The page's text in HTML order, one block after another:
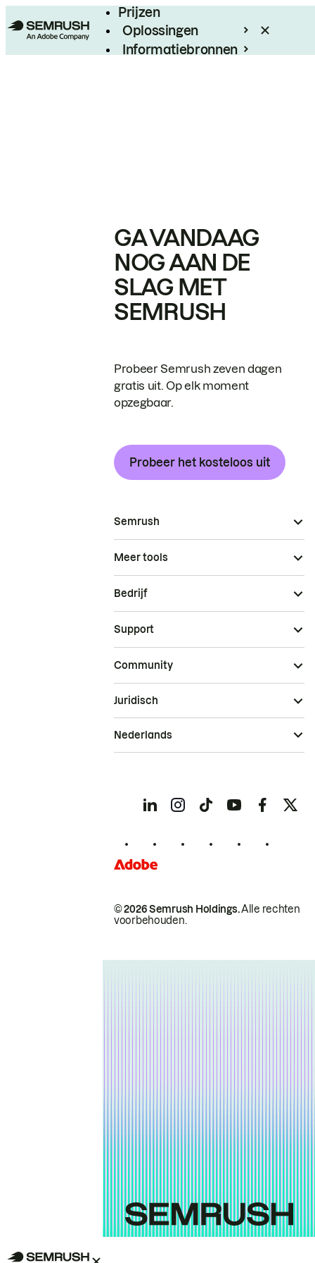
Prijzen
Oplossingen
Informatiebronnen
GA VANDAAG
NOG AAN DE
SLAG MET
SEMRUSH
Probeer Semrush zeven dagen
gratis uit. Op elk moment
opzegbaar.
Probeer het kosteloos uit
Semrush
Meer tools
Bedrijf
Support
Community
© 2026 Semrush Holdings.Alle rechten
voorbehouden.
Juridisch
Nederlands